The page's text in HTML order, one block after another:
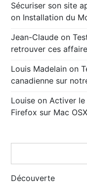
Sécuriser son site
on Installation du
Jean-Claude on
retrouver ces
Louis Madelain on
canadienne sur
Louise onActiver
Firefox sur Mac OSX
Découverte